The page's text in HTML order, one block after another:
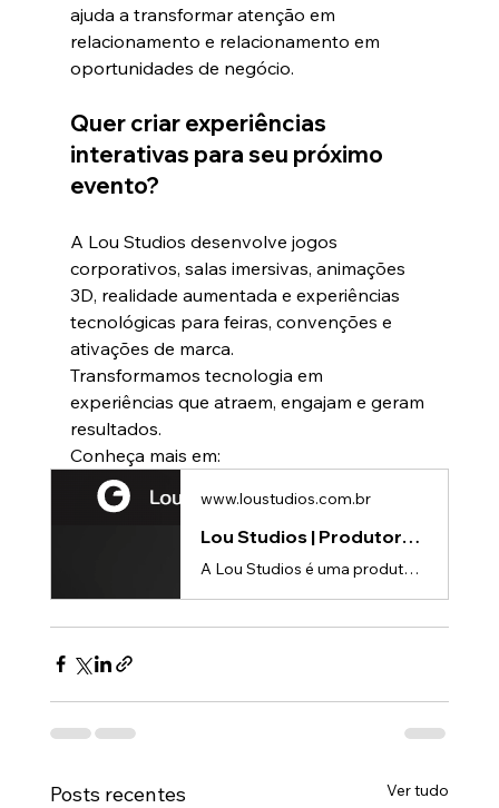
ajuda a transformar atenção em
relacionamento e relacionamento em
oportunidades de negócio.
Quer criar experiências
interativas para seu próximo
evento?
A Lou Studios desenvolve jogos
corporativos, salas imersivas, animações
3D, realidade aumentada e experiências
tecnológicas para feiras, convenções e
ativações de marca.
Transformamos tecnologia em
experiências que atraem, engajam e geram
resultados.
Conheça mais em:
www.loustudios.com.br
Lou Studios | Produtora de vídeos
A Lou Studios é uma produtora de vídeos, especializada em animações 3D para lançamento de produtos.
Posts recentes Ver tudo